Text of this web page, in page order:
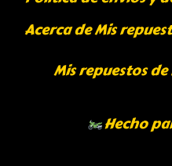
Acerca de Mis
Mis repuestos
Hecho